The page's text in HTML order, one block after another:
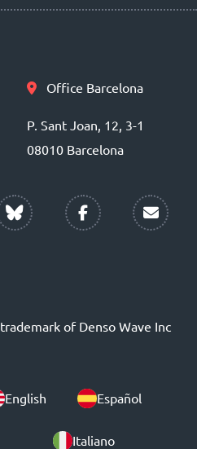
Office Barcelona
P. Sant Joan, 12, 3-1
08010 Barcelona
of Denso Wave Inc
English Español
Italiano